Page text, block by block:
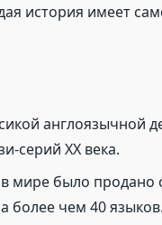
история имеет
англоязычной
серий XX века.
мире было
более чем 40 языков.